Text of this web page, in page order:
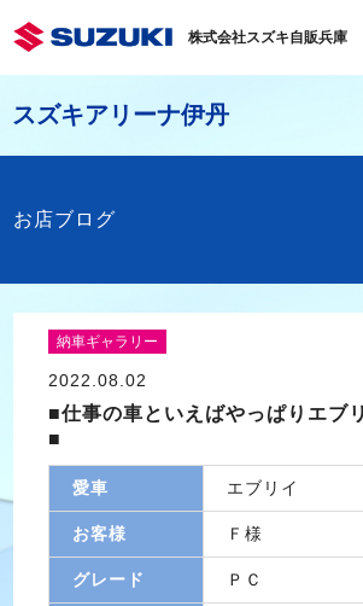
株式会社スズキ自販兵庫
スズキアリーナ伊丹
お店ブログ
納車ギャラリー
2022.08.02
■仕事の車といえばやっぱりエブ
■
愛車 エブリイ
お客様 Ｆ様
グレード ＰＣ